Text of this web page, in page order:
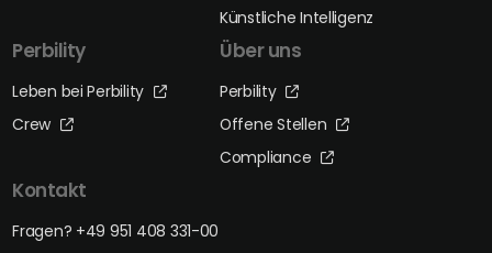
Künstliche Intelligenz
Perbility
Leben bei Perbility
Crew
Über uns
Perbility
Offene Stellen
Compliance
Kontakt
Fragen? +49 951 408 331-00